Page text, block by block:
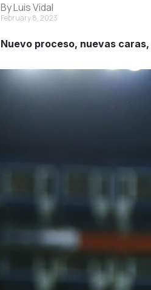
By Luis Vidal
February 8, 2023
Nuevo proceso, nuevas